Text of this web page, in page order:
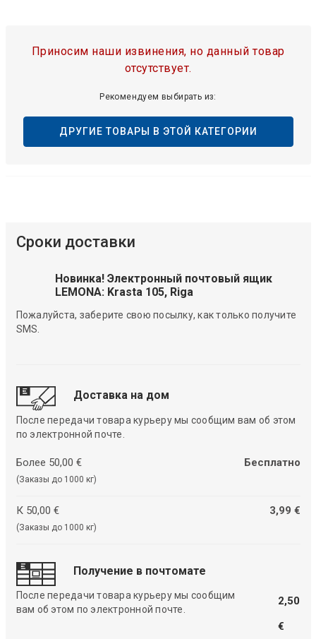
Приносим наши извинения, но данный товар
отсутствует.
Рекомендуем выбирать из:
ДРУГИЕ ТОВАРЫ В ЭТОЙ КАТЕГОРИИ
Сроки доставки
Новинка! Электронный почтовый ящик
LEMONA: Krasta 105, Riga
Пожалуйста, заберите свою посылку, как только получите
SMS.
Доставка на дом
После передачи товара курьеру мы сообщим вам об этом
по электронной почте.
Более 50,00 €
(Заказы до 1000 кг)
Бесплатно
К 50,00 €
(Заказы до 1000 кг)
3,99 €
Получение в почтомате
После передачи товара курьеру мы сообщим
вам об этом по электронной почте.
2,50
€